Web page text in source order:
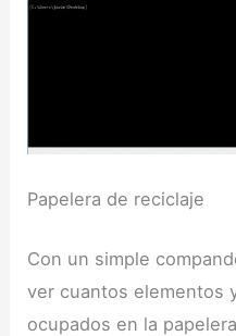
Papelera de reciclaje
Con un simple
ver cuantos elementos
ocupados en la